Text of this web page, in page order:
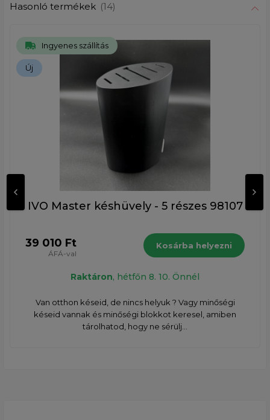
Hasonló termékek (14)
Ingyenes szállítás
Új
IVO Master késhüvely - 5 részes 98107
39 010 Ft
ÁFÁ-val
Kosárba helyezni
Raktáron, hétfőn 8. 10. Önnél
Van otthon késeid, de nincs helyuk ? Vagy minőségi
késeid vannak és minőségi blokkot keresel, amiben
tárolhatod, hogy ne sérülj...